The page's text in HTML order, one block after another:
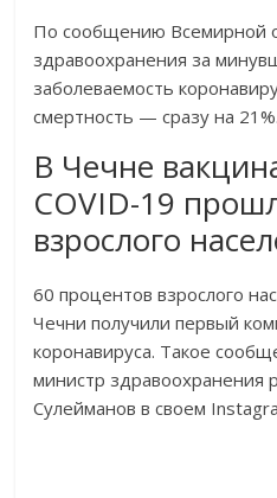
По сообщению Всемирной
здравоохранения за
заболеваемость
смертность — сразу на 21%.
В Чечне
COVID-19
взрослого
60 процентов взрослого
Чечни получили первый
коронавируса. Такое
министр здравоохранения
Сулейманов в своем